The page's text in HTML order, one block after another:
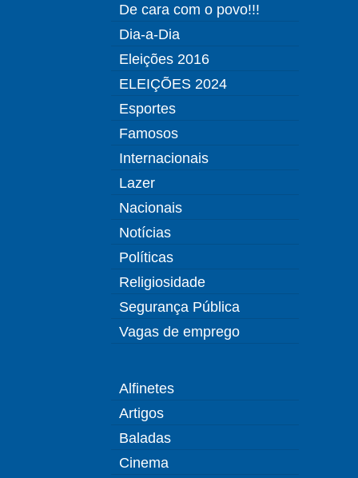
De cara com o povo!!!
Dia-a-Dia
Eleições 2016
ELEIÇÕES 2024
Esportes
Famosos
Internacionais
Lazer
Nacionais
Notícias
Políticas
Religiosidade
Segurança Pública
Vagas de emprego
Alfinetes
Artigos
Baladas
Cinema